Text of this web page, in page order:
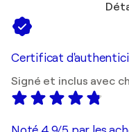
Certificat
Signé et inclus avec